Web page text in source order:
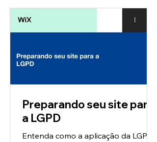
design
Preparando seu site para
a LGPD
Entenda como a aplicação da LGPD